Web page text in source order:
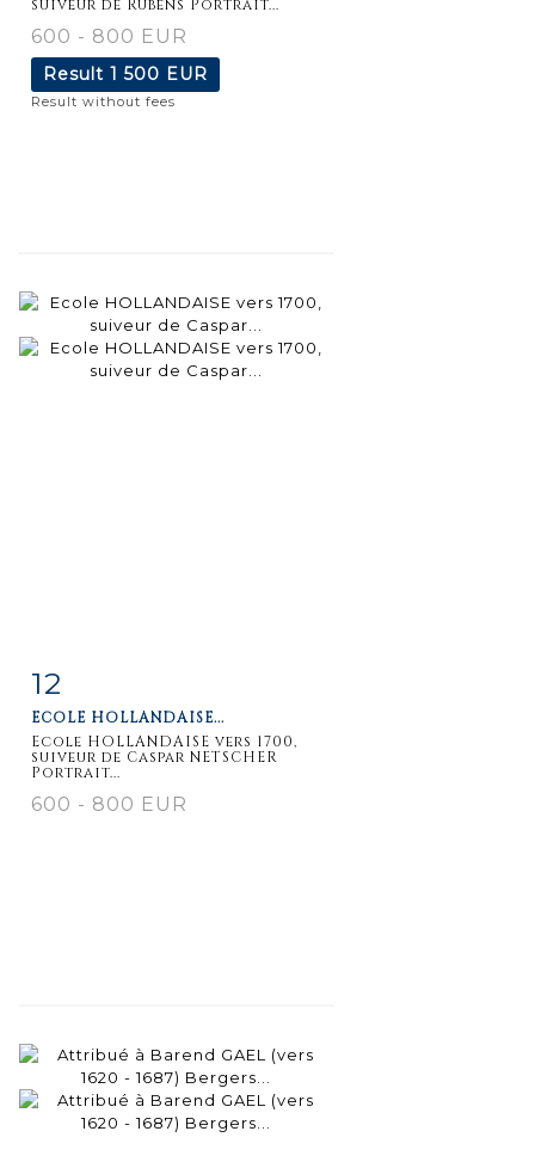
suiveur de Rubens Portrait...
600 - 800 EUR
Result 1 500 EUR
Result without fees
Item detail
12
ECOLE HOLLANDAISE...
Ecole HOLLANDAISE vers 1700,
suiveur de Caspar NETSCHER
Portrait...
600 - 800 EUR